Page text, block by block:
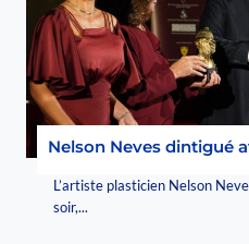
Nelson Neves dintigué
L’artiste plasticien Nelson
soir,...